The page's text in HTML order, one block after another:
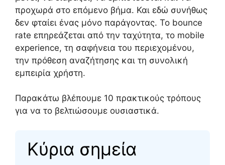
προχωρά στο επόμενο βήμα. Και εδώ συνήθως
δεν φταίει ένας μόνο παράγοντας. Το bounce
rate επηρεάζεται από την ταχύτητα, το mobile
experience, τη σαφήνεια του περιεχομένου,
την πρόθεση αναζήτησης και τη συνολική
εμπειρία χρήστη.
Παρακάτω βλέπουμε 10 πρακτικούς τρόπους
για να το βελτιώσουμε ουσιαστικά.
Κύρια σημεία